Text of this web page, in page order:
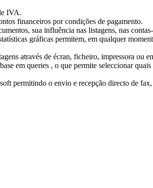
IVA.
financeiros por condições de pagamento.
sua influência nas listagens, nas
gráficas permitem, em qualquer
através de écran, ficheiro, impressora ou
em queries , o que permite seleccionar
permitindo o envio e recepção directo de fax,